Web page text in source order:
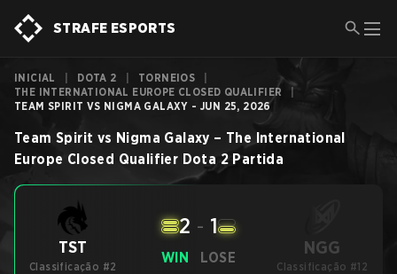
STRAFE ESPORTS
INICIAL DOTA 2 TORNEIOS
THE INTERNATIONAL EUROPE CLOSED QUALIFIER
TEAM SPIRIT VS NIGMA GALAXY - JUN 25, 2026
Team Spirit vs Nigma Galaxy – The International
Europe Closed Qualifier Dota 2 Partida
TST
Classificação #2
WIN
2 - 1
LOSE NGG
Classificação #12